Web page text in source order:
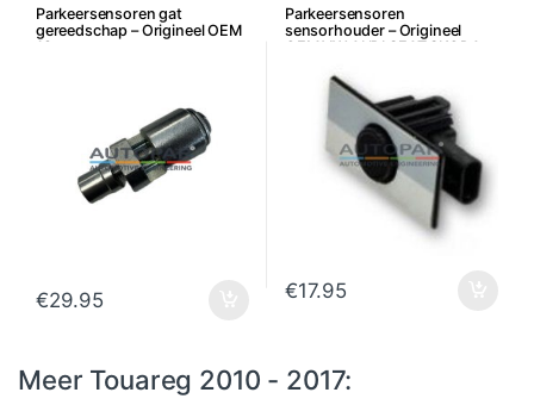
Parkeersensoren gat
gereedschap – Origineel OEM
18mm
€29.95
Parkeersensoren
sensorhouder – Origineel
OEM VW AUDI SEAT SKODA
€17.95
Meer Touareg 2010 - 2017: